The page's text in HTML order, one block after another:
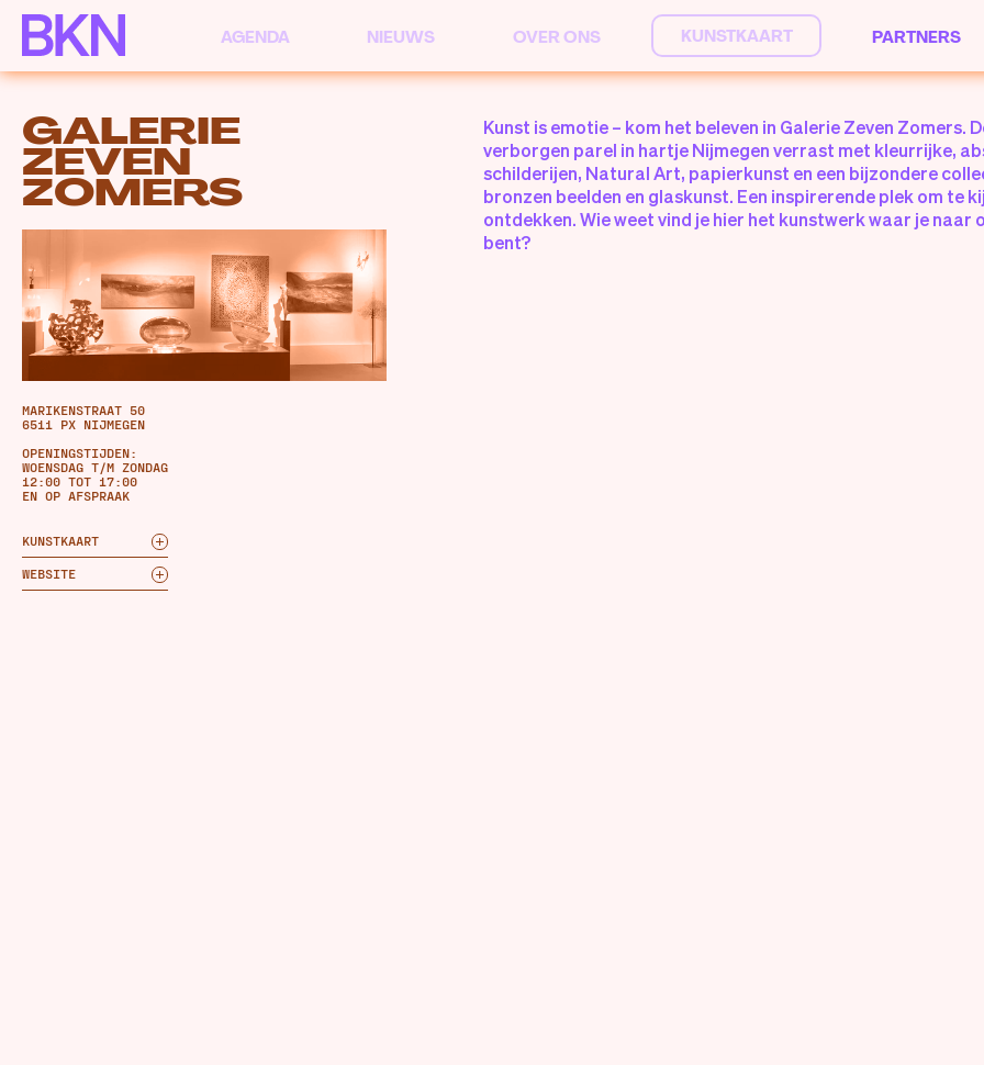
AGENDA NIEUWS OVER ONS KUNSTKAART PARTNERS
GALERIE
ZEVEN
ZOMERS
MARIKENSTRAAT 50
6511 PX NIJMEGEN
OPENINGSTIJDEN:
WOENSDAG T/M ZONDAG
12:00 TOT 17:00
EN OP AFSPRAAK
KUNSTKAART
WEBSITE
Kunst is emotie – kom het beleven in Galerie Zeven Zomers.
verborgen parel in hartje Nijmegen verrast met kleurrijke,
schilderijen, Natural Art, papierkunst en een bijzondere
bronzen beelden en glaskunst. Een inspirerende plek om te
ontdekken. Wie weet vind je hier het kunstwerk waar je naar
bent?